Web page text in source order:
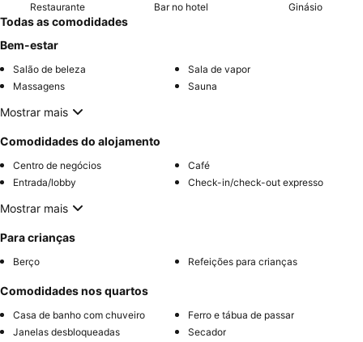
Restaurante Bar no hotel Ginásio
Todas as comodidades
Bem-estar
Salão de beleza
Sala de vapor
Massagens
Sauna
Mostrar mais
Comodidades do alojamento
Centro de negócios
Café
Entrada/lobby
Check-in/check-out expresso
Mostrar mais
Para crianças
Berço Refeições para crianças
Comodidades nos quartos
Casa de banho com chuveiro
Ferro e tábua de passar
Janelas desbloqueadas
Secador